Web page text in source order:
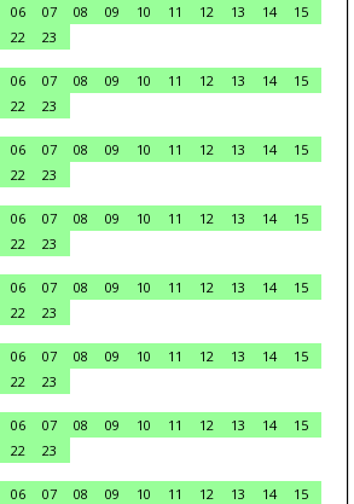
06 07 08 09 10 11 12 13 14
15
22
23
06 07 08 09 10 11 12 13 14
15
22
23
06 07 08 09 10 11 12 13 14
15
22
23
06 07 08 09 10 11 12 13 14
15
22
23
06 07 08 09 10 11 12 13 14
15
22
23
06 07 08 09 10 11 12 13 14
15
22
23
06 07 08 09 10 11 12 13 14
15
22
23
06 07 08 09 10 11 12 13 14
15